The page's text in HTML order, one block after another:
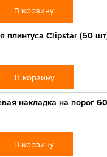
В корзину
плинтуса Clipstar (50
В корзину
накладка на порог
В корзину